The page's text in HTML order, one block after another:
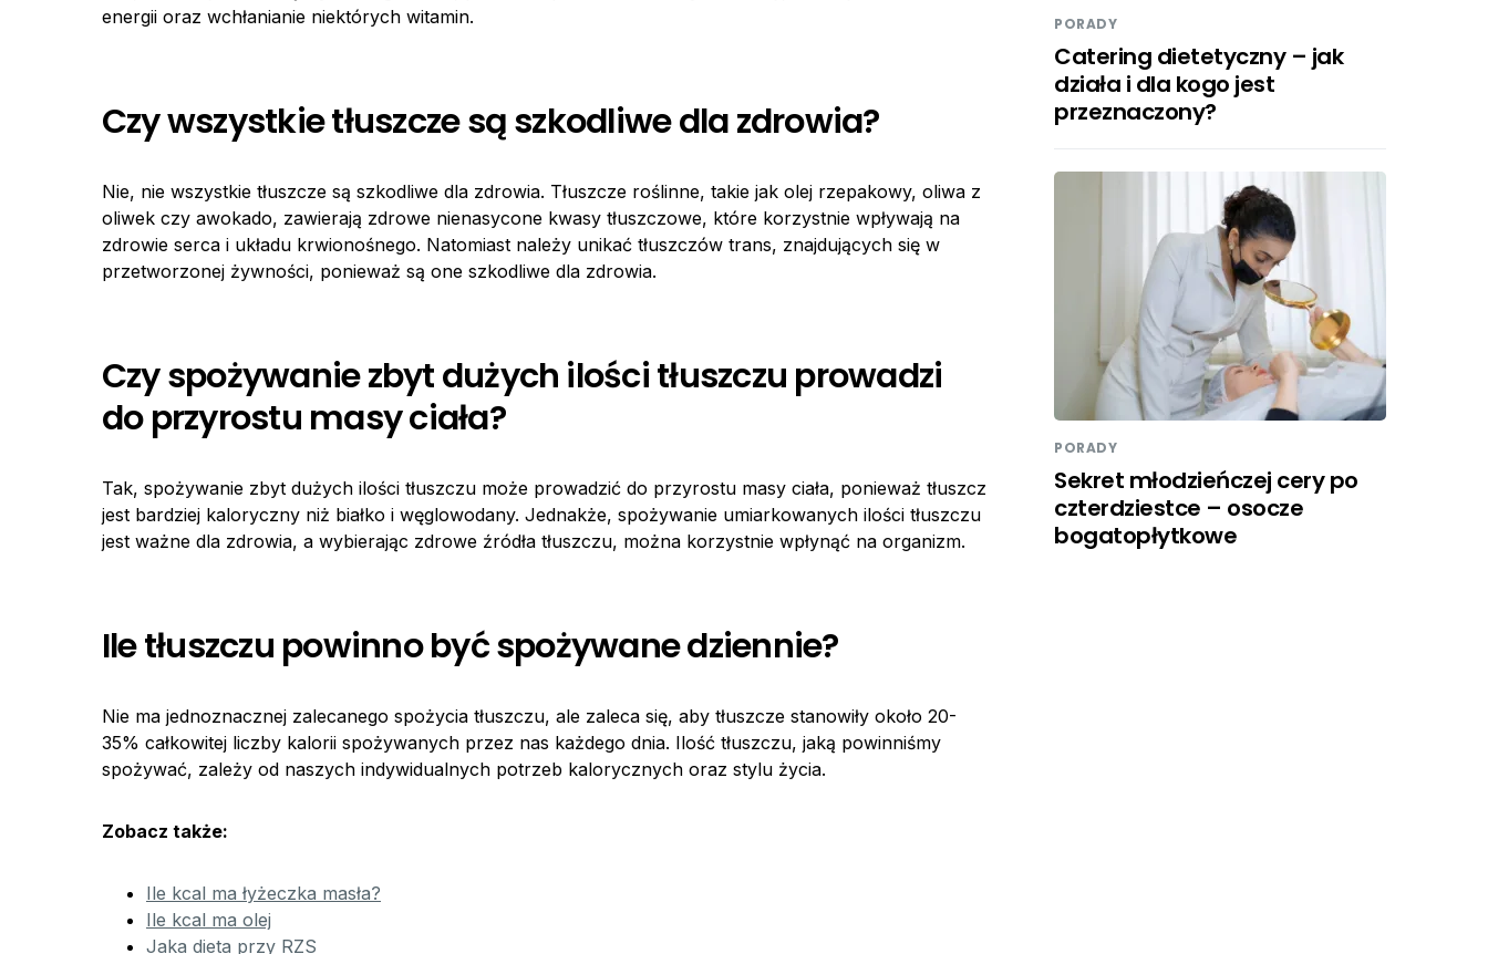
energii oraz wchłanianie niektórych witamin.
Czy wszystkie tłuszcze są szkodliwe dla zdrowia?
Nie, nie wszystkie tłuszcze są szkodliwe dla zdrowia. Tłuszcze roślinne, takie jak olej rzepakowy, oliwa z
oliwek czy awokado, zawierają zdrowe nienasycone kwasy tłuszczowe, które korzystnie wpływają na
zdrowie serca i układu krwionośnego. Natomiast należy unikać tłuszczów trans, znajdujących się w
przetworzonej żywności, ponieważ są one szkodliwe dla zdrowia.
Czy spożywanie zbyt dużych ilości tłuszczu prowadzi
do przyrostu masy ciała?
Tak, spożywanie zbyt dużych ilości tłuszczu może prowadzić do przyrostu masy ciała, ponieważ tłuszcz
jest bardziej kaloryczny niż białko i węglowodany. Jednakże, spożywanie umiarkowanych ilości tłuszczu
jest ważne dla zdrowia, a wybierając zdrowe źródła tłuszczu, można korzystnie wpłynąć na organizm.
Ile tłuszczu powinno być spożywane dziennie?
Nie ma jednoznacznej zalecanego spożycia tłuszczu, ale zaleca się, aby tłuszcze stanowiły około 20-
35% całkowitej liczby kalorii spożywanych przez nas każdego dnia. Ilość tłuszczu, jaką powinniśmy
spożywać, zależy od naszych indywidualnych potrzeb kalorycznych oraz stylu życia.
Zobacz także:
Ile kcal ma łyżeczka masła?
Ile kcal ma olej
Jaka dieta przy RZS
PORADY
Catering dietetyczny – jak
działa i dla kogo jest
przeznaczony?
PORADY
Sekret młodzieńczej cery po
czterdziestce – osocze
bogatopłytkowe